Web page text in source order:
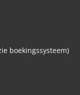
boekingssysteem)